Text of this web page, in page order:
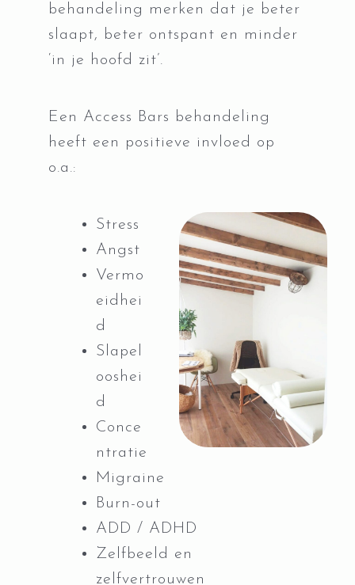
behandeling merken dat je beter
slaapt, beter ontspant en minder
‘in je hoofd zit’.
Een Access Bars behandeling
heeft een positieve invloed op
o.a.:
Stress
Angst
Vermo
eidhei
d
Slapel
ooshei
d
Conce
ntratie
Migraine
Burn-out
ADD / ADHD
Zelfbeeld en
zelfvertrouwen